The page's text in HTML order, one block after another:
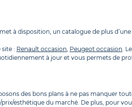
à disposition, un catalogue de plus
: Renault occasion, Peugeot occasion.
à jour et vous permets de
des bons plans à ne pas manquer
esthétique du marché. De plus, pour